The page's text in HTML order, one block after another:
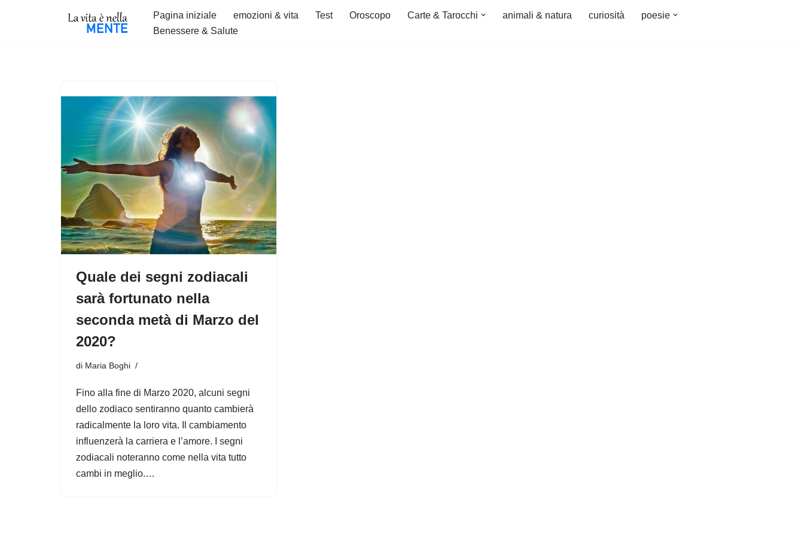
Pagina iniziale emozioni & vita Test Oroscopo Carte & Tarocchi animali & natura curiosità
poesie
Benessere & Salute
Quale dei segni zodiacali
sarà fortunato nella
seconda metà di Marzo del
2020?
di Maria Boghi
Fino alla fine di Marzo 2020, alcuni segni
dello zodiaco sentiranno quanto cambierà
radicalmente la loro vita. Il cambiamento
influenzerà la carriera e l’amore. I segni
zodiacali noteranno come nella vita tutto
cambi in meglio.…